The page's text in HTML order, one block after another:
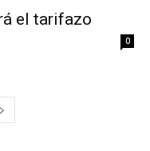
el tarifazo
0